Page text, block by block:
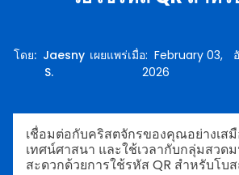
โดย: Jaesny
S.
เผยแพร่เมื่อ: February 03,
2026
เชื่อมต่อกับคริสตจักรของคุณอย่างเส
เทศน์ศาสนา และใช้เวลากับกลุ่มสวด
สะดวกด้วยการใช้รหัส QR สำหรับโบ